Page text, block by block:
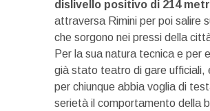
dislivello positivo di 214
attraversa Rimini per poi salire
che sorgono nei pressi della
Per la sua natura tecnica e per
già stato teatro di gare ufficiali,
per chiunque abbia voglia di
serietà il comportamento della